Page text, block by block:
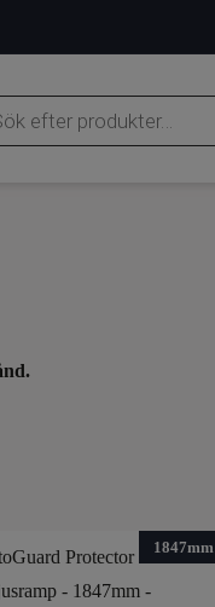
1847mm